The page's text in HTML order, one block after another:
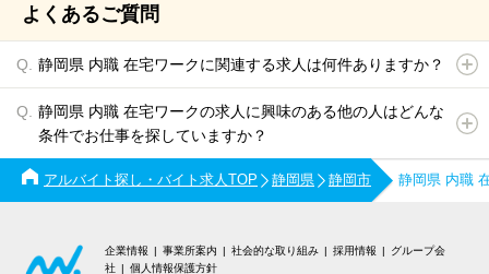
よくあるご質問
静岡県 内職 在宅ワークに関連する求人は何件ありますか？
静岡県 内職 在宅ワークの求人に興味のある他の人はどんな
条件でお仕事を探していますか？
アルバイト探し・バイト求人TOP 静岡県 静岡市 静岡県 内職
企業情報 事業所案内 社会的な取り組み 採用情報
グループ会
社
個人情報保護方針